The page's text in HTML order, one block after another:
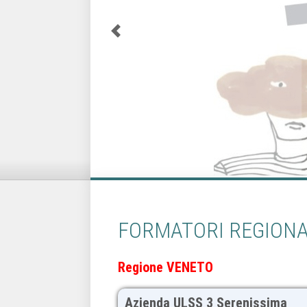
FORMATORI
Regione VENETO
Azienda ULSS 3 Serenissima